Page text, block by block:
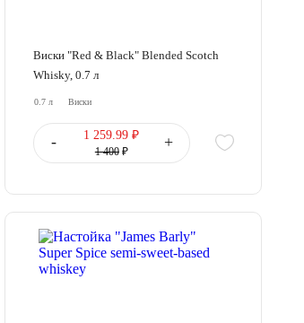
Виски "Red & Black" Blended Scotch
Whisky, 0.7 л
0.7 л Виски
- 1 259.99 ₽
1 400₽
+